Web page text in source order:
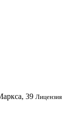
39 Лицензия